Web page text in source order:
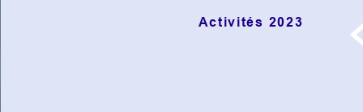
Activités 2023